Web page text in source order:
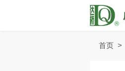
首页 >